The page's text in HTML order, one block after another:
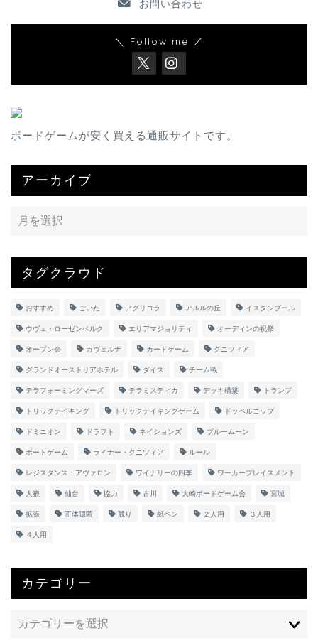
お問い合わせ
＼ Follow me ／
ボードゲームが安く買える通販サイトです。
アーカイブ
タグクラウド
おすすめ ごいた アグリコラ アルルの丘 イスタンブール
ウヴェ・ローゼンベルク エリアマジョリティ オーディンの祝祭
オープン会 カヴェルナ カードゲーム クニツィア
グランドオーストリアホテル ダイス チーム戦
テラフォーミングマーズ テラミスティカ デッキ構築 トランプ
トリックテイキング トリックテイキングゲーム ドッペルコップ
ドミニオン ドラフト ネイションズ ブルームーン
ボードゲーム ライナー・クニツィア ルール
レジスタンス：アヴァロン ワイナリーの四季 ワーカープレイスメント
人狼 仙台 協力 古川 大崎ボードゲーム会 宮城
拡張 正体隠匿 競り 紙ペン ２人用 ３人用
４人用
カテゴリー